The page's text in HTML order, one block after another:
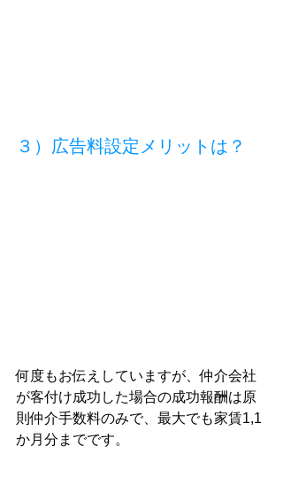
３）広告料設定メリットは？
何度もお伝えしていますが、仲介会社
が客付け成功した場合の成功報酬は原
則仲介手数料のみで、最大でも家賃1,1
か月分までです。